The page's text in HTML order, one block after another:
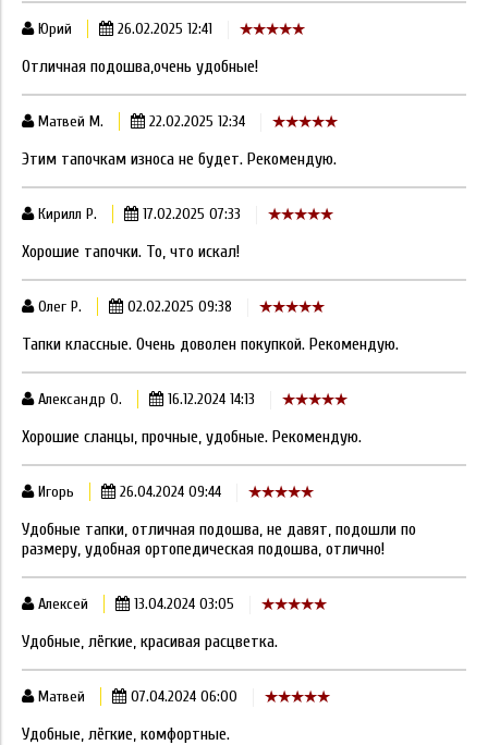
Юрий 26.02.2025 12:41
Отличная подошва,очень удобные!
Матвей М. 22.02.2025 12:34
Этим тапочкам износа не будет. Рекомендую.
Кирилл Р. 17.02.2025 07:33
Хорошие тапочки. То, что искал!
Олег Р. 02.02.2025 09:38
Тапки классные. Очень доволен покупкой. Рекомендую.
Александр О. 16.12.2024 14:13
Хорошие сланцы, прочные, удобные. Рекомендую.
Игорь 26.04.2024 09:44
Удобные тапки, отличная подошва, не давят, подошли по
размеру, удобная ортопедическая подошва, отлично!
Алексей 13.04.2024 03:05
Удобные, лёгкие, красивая расцветка.
Матвей 07.04.2024 06:00
Удобные, лёгкие, комфортные.